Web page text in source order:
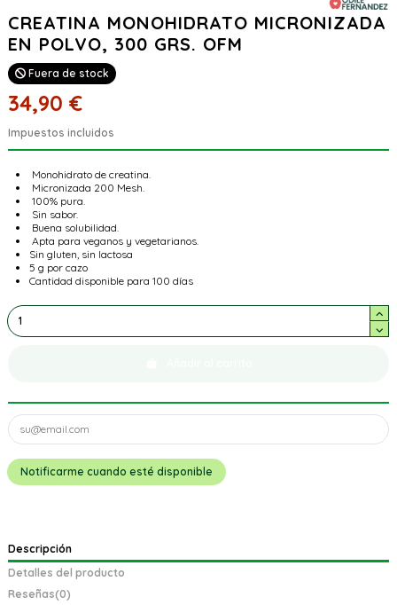
CREATINA MONOHIDRATO MICRONIZADA
EN POLVO, 300 GRS. OFM
Fuera de stock
34,90 €
Impuestos incluidos
Monohidrato de creatina.
Micronizada 200 Mesh.
100% pura.
Sin sabor.
Buena solubilidad.
Apta para veganos y vegetarianos.
Sin gluten, sin lactosa
5 g por cazo
Cantidad disponible para 100 días
Descripción
Detalles del producto
Reseñas(0)